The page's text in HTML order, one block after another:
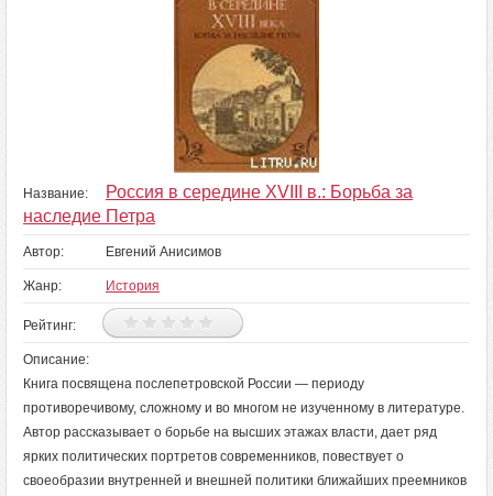
Название:
Россия в середине XVIII в.: Борьба за
наследие Петра
Автор: Евгений Анисимов
Жанр: История
Рейтинг:
Описание:
Книга посвящена послепетровской России — периоду
противоречивому, сложному и во многом не изученному в литературе.
Автор рассказывает о борьбе на высших этажах власти, дает ряд
ярких политических портретов современников, повествует о
своеобразии внутренней и внешней политики ближайших преемников